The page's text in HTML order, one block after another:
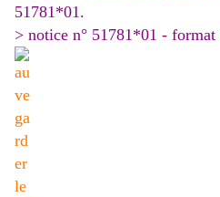
51781*01.
> notice n° 51781*01 - format